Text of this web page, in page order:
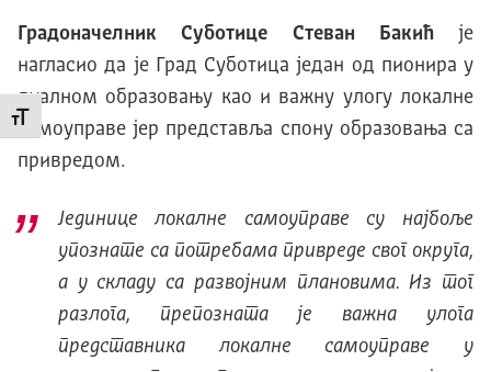
Промени величину слова
Градоначелник Суботице Стеван Бакићје
нагласио да је Град Суботица један од пионира у
дуалном образовању као и важну улогу локалне
самоуправе јер представља спону образовања са
привредом.
Јединице локалне самоуправе су најбоље
упознате са потребама привреде свог округа,
а у складу са развојним плановима. Из тог
разлога, препозната је важна улога
представника локалне самоуправе у